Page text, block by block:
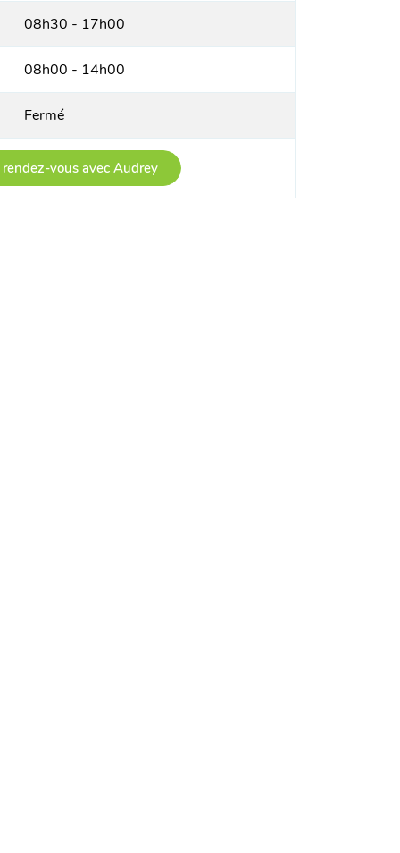
08h30 - 17h00
08h00 - 14h00
Fermé
vous avec Audrey